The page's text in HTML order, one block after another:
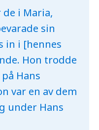
i Maria,
sin
in i [hennes
Hon trodde
Hans
var en av dem
under Hans